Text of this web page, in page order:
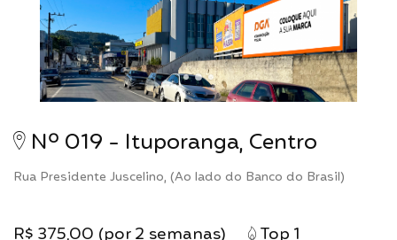
Nº 019 - Ituporanga, Centro
Rua Presidente Juscelino, (Ao lado do Banco do Brasil)
R$ 375,00 (por 2 semanas) Top 1